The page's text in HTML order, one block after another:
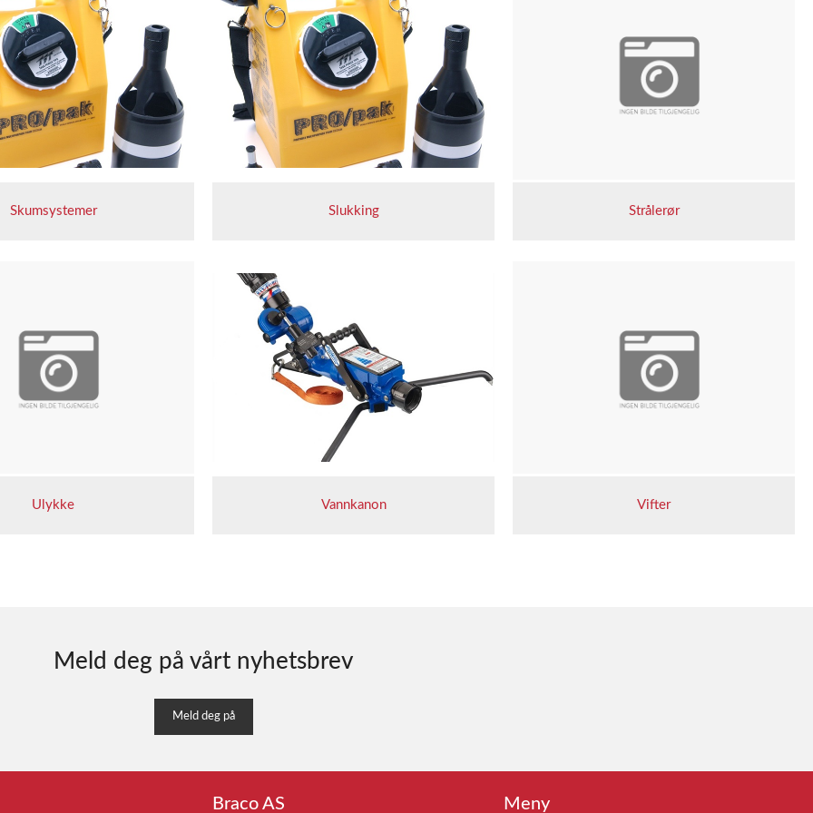
Skumsystemer Slukking Strålerør
Ulykke Vannkanon Vifter
Meld deg på vårt nyhetsbrev
Meld deg på
Braco AS Meny